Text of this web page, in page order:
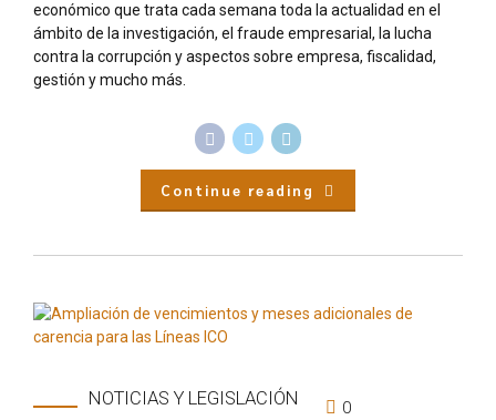
económico que trata cada semana toda la actualidad en el
ámbito de la investigación, el fraude empresarial, la lucha
contra la corrupción y aspectos sobre empresa, fiscalidad,
gestión y mucho más.
Continue reading
NOTICIAS Y LEGISLACIÓN 0